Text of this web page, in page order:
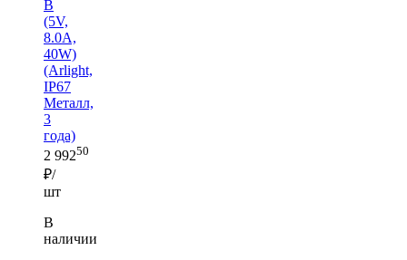
B
(5V,
8.0A,
40W)
(Arlight,
IP67
Металл,
3
года)
2 99250
₽/
шт
В
наличии